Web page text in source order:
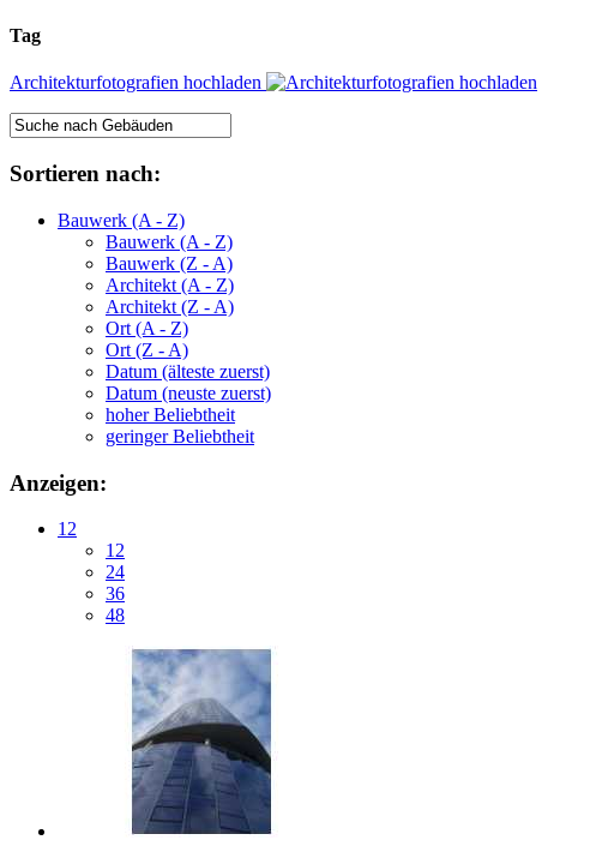
Tag
Architekturfotografien hochladen
Sortieren nach:
Bauwerk (A - Z)
Bauwerk (A - Z)
Bauwerk (Z - A)
Architekt (A - Z)
Architekt (Z - A)
Ort (A - Z)
Ort (Z - A)
Datum (älteste zuerst)
Datum (neuste zuerst)
hoher Beliebtheit
geringer Beliebtheit
Anzeigen:
12
12
24
36
48